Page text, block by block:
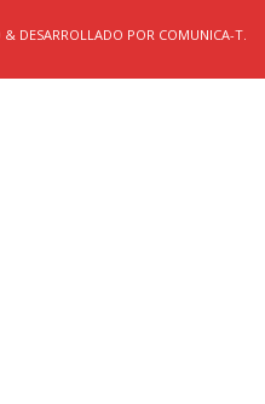
& DESARROLLADO POR COMUNICA-T.